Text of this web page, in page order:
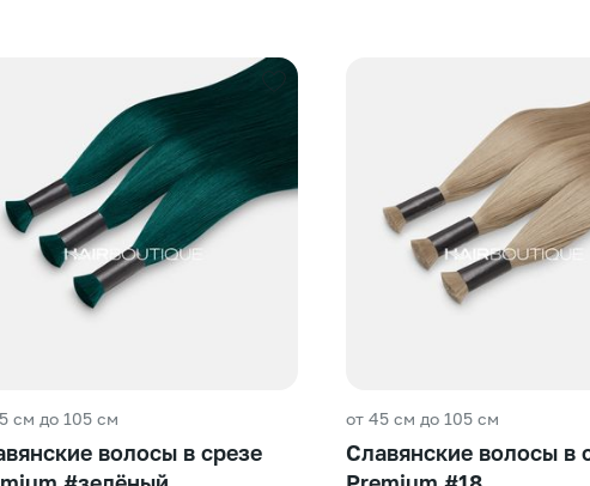
см до 105 см
волосы в срезе
от 45 см до 105 см
Славянские волосы в